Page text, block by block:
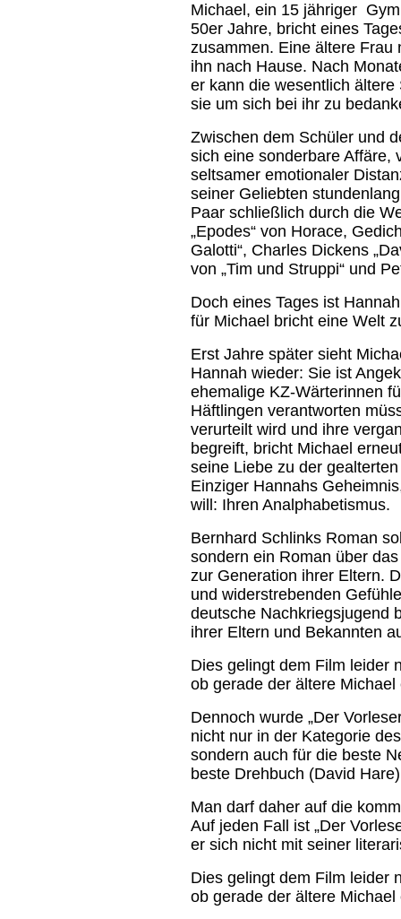
Michael, ein 15 jähriger
50er Jahre, bricht eines
zusammen. Eine ältere Frau
ihn nach Hause. Nach
er kann die wesentlich
sie um sich bei ihr zu
Zwischen dem Schüler und
sich eine sonderbare Affäre,
seltsamer emotionaler
seiner Geliebten
Paar schließlich durch die
„Epodes“ von Horace,
Galotti“, Charles Dickens
von „Tim und Struppi“ und
Doch eines Tages ist
für Michael bricht eine Welt
Erst Jahre später sieht
Hannah wieder: Sie ist
ehemalige KZ-Wärterinnen
Häftlingen verantworten
verurteilt wird und ihre
begreift, bricht Michael
seine Liebe zu der
Einziger Hannahs
will: Ihren Analphabetismus.
Bernhard Schlinks Roman
sondern ein Roman über
zur Generation ihrer Eltern.
und widerstrebenden
deutsche Nachkriegsjugend
ihrer Eltern und Bekannten
Dies gelingt dem Film leider
ob gerade der ältere
Dennoch wurde „Der
nicht nur in der Kategorie
sondern auch für die beste
beste Drehbuch (David
Man darf daher auf die
Auf jeden Fall ist „Der
er sich nicht mit seiner
Dies gelingt dem Film leider
ob gerade der ältere